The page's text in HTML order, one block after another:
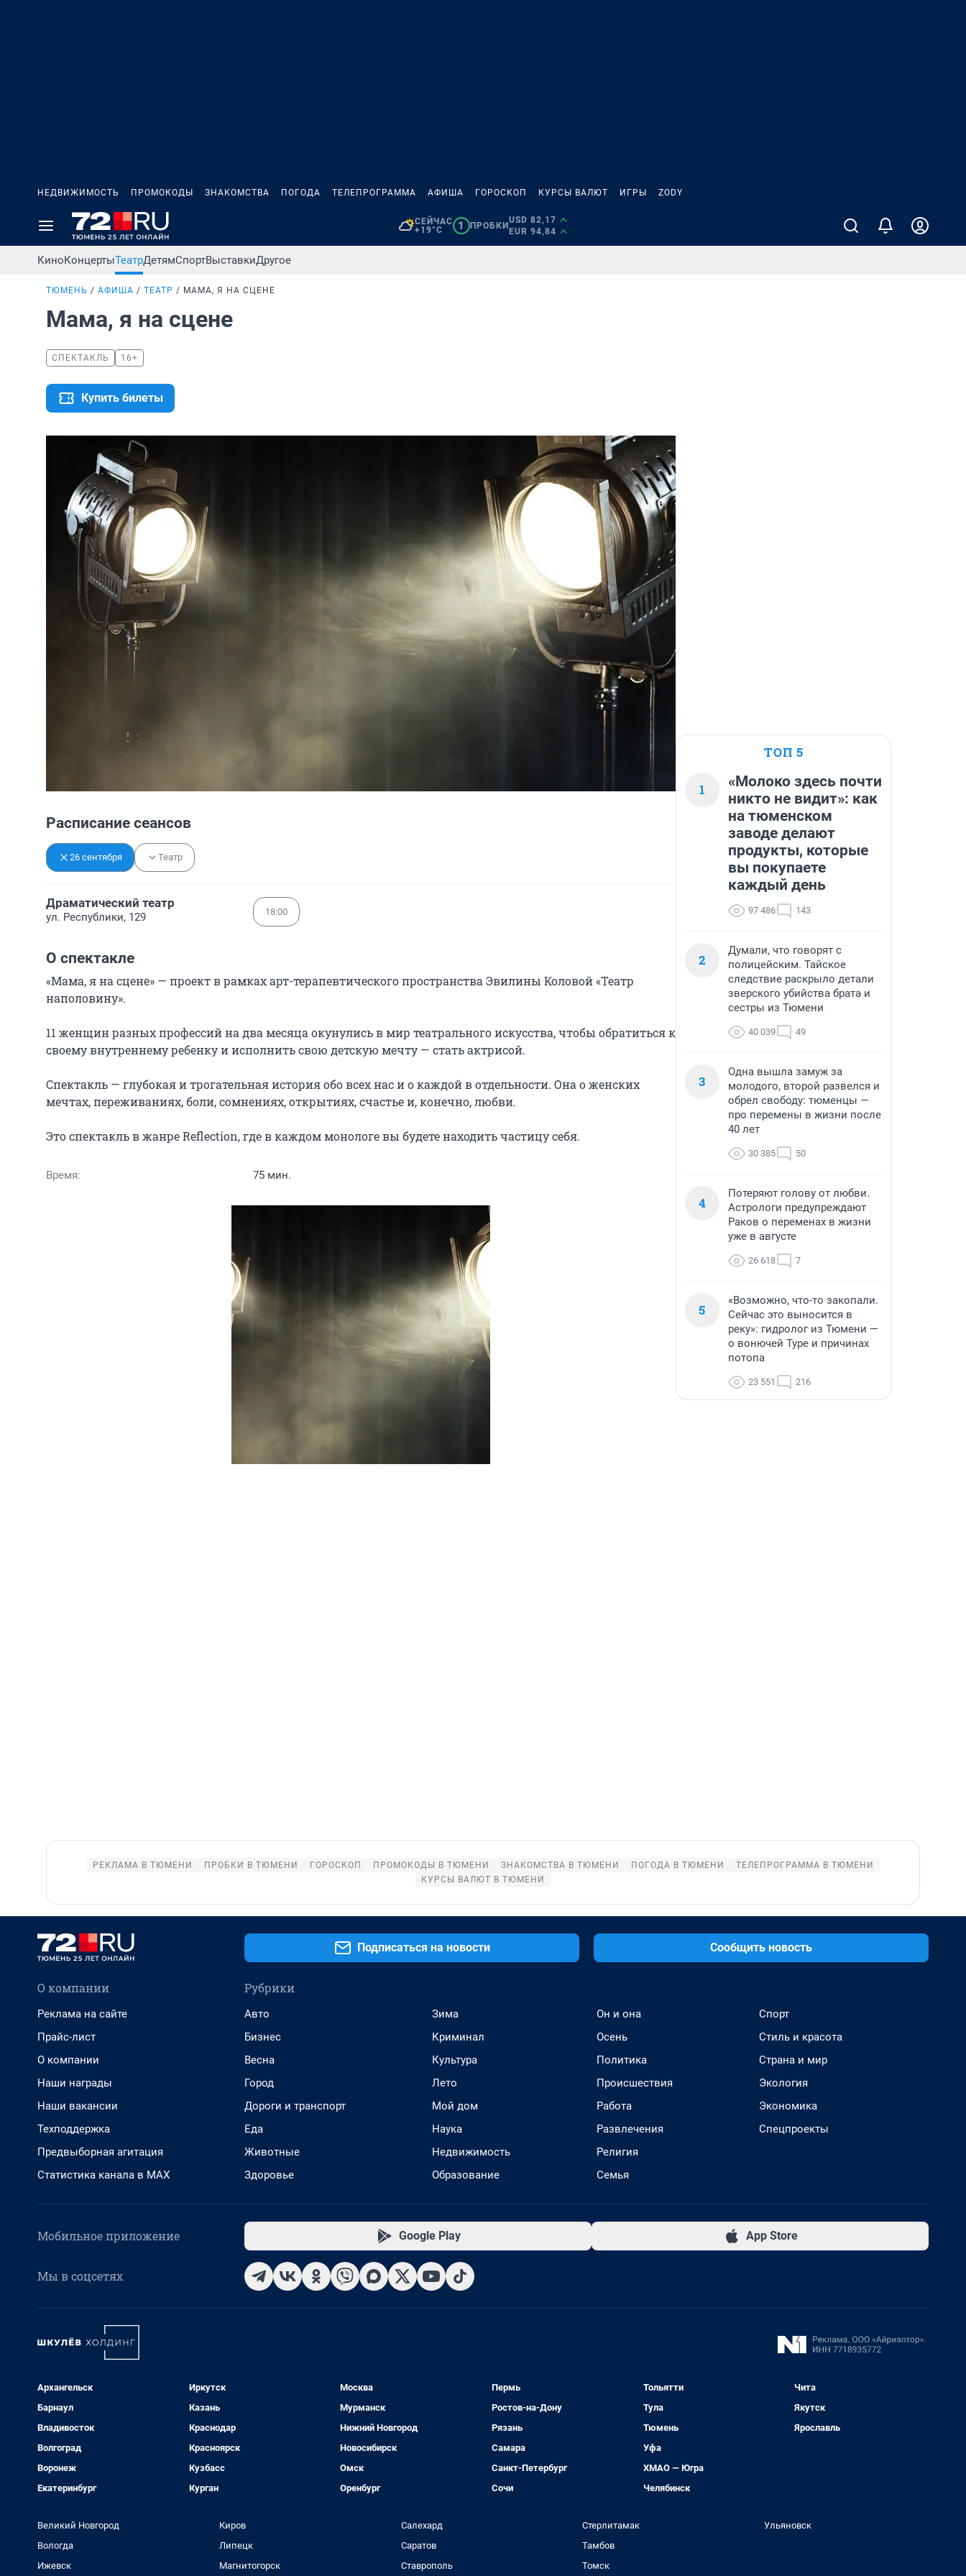
НЕДВИЖИМОСТЬ ПРОМОКОДЫ ЗНАКОМСТВА ПОГОДА ТЕЛЕПРОГРАММА АФИША ГОРОСКОП КУРСЫ ВАЛЮТ ИГРЫ ZODY
СЕЙЧАС
+19°C
1 ПРОБКИ
USD 82,17
EUR 94,84
КиноКонцертыТеатрДетямСпортВыставкиДругое
ТЮМЕНЬ АФИША ТЕАТР МАМА, Я НА СЦЕНЕ
Мама, я на сцене
СПЕКТАКЛЬ 16+
Купить билеты
Расписание сеансов
26 сентября Театр
Драматический театр
ул. Республики, 129 18:00
О спектакле
«Мама, я на сцене» — проект в рамках арт-терапевтического пространства Эвилины Коловой «Театр
наполовину».
11 женщин разных профессий на два месяца окунулись в мир театрального искусства, чтобы обратиться к
своему внутреннему ребенку и исполнить свою детскую мечту — стать актрисой.
Спектакль — глубокая и трогательная история обо всех нас и о каждой в отдельности. Она о женских
мечтах, переживаниях, боли, сомнениях, открытиях, счастье и, конечно, любви.
Это спектакль в жанре Reflection, где в каждом монологе вы будете находить частицу себя.
Время: 75 мин.
ТОП 5
1
«Молоко здесь почти
никто не видит»: как
на тюменском
заводе делают
продукты, которые
вы покупаете
каждый день
97 486 143
2
Думали, что говорят с
полицейским. Тайское
следствие раскрыло детали
зверского убийства брата и
сестры из Тюмени
40 039 49
3
Одна вышла замуж за
молодого, второй развелся и
обрел свободу: тюменцы —
про перемены в жизни после
40 лет
30 385 50
4
Потеряют голову от любви.
Астрологи предупреждают
Раков о переменах в жизни
уже в августе
26 618 7
5
«Возможно, что-то закопали.
Сейчас это выносится в
реку»: гидролог из Тюмени —
о вонючей Туре и причинах
потопа
23 551 216
РЕКЛАМА В ТЮМЕНИ ПРОБКИ В ТЮМЕНИ ГОРОСКОП ПРОМОКОДЫ В ТЮМЕНИ ЗНАКОМСТВА В ТЮМЕНИ ПОГОДА В ТЮМЕНИ
ТЕЛЕПРОГРАММА В ТЮМЕНИ
КУРСЫ ВАЛЮТ В ТЮМЕНИ
Подписаться на новости Сообщить новость
О компании
Реклама на сайте
Прайс-лист
О компании
Наши награды
Наши вакансии
Техподдержка
Предвыборная агитация
Статистика канала в MAX
Рубрики
Авто
Бизнес
Весна
Город
Дороги и транспорт
Еда
Животные
Здоровье
Зима
Криминал
Культура
Лето
Мой дом
Наука
Недвижимость
Образование
Он и она
Осень
Политика
Происшествия
Работа
Развлечения
Религия
Семья
Спорт
Стиль и красота
Страна и мир
Экология
Экономика
Спецпроекты
Мобильное приложение Google Play App Store
Мы в соцсетях
Архангельск
Барнаул
Владивосток
Волгоград
Воронеж
Екатеринбург
Иркутск
Казань
Краснодар
Красноярск
Кузбасс
Курган
Москва
Мурманск
Нижний Новгород
Новосибирск
Омск
Оренбург
Пермь
Ростов-на-Дону
Рязань
Самара
Санкт-Петербург
Сочи
Тольятти
Тула
Тюмень
Уфа
ХМАО — Югра
Челябинск
Чита
Якутск
Ярославль
Великий Новгород
Вологда
Ижевск
Киров
Липецк
Магнитогорск
Салехард
Саратов
Ставрополь
Стерлитамак
Тамбов
Томск
Ульяновск